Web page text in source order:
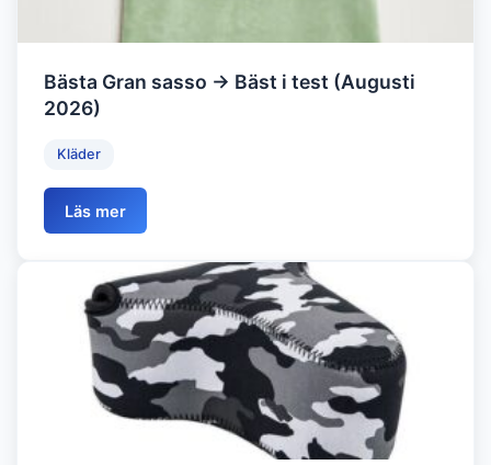
Bästa Gran sasso → Bäst i test (Augusti
2026)
Kläder
Läs mer